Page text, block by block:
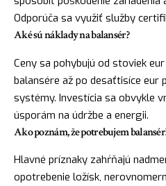
Odporúča sa využiť služby
Aké sú náklady na balansér?
Ceny sa pohybujú od stoviek
balansére až po desaťtisíce eur
systémy. Investícia sa obvykle
úsporám na údržbe a energii.
Ako poznám, že potrebujem
Hlavné príznaky zahŕňajú
opotrebenie ložísk,